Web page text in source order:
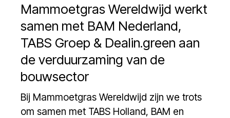
Mammoetgras Wereldwijd werkt
samen met BAM Nederland,
TABS Groep & Dealin.green aan
de verduurzaming van de
bouwsector
Bij Mammoetgras Wereldwijd zijn we trots
om samen met TABS Holland, BAM en